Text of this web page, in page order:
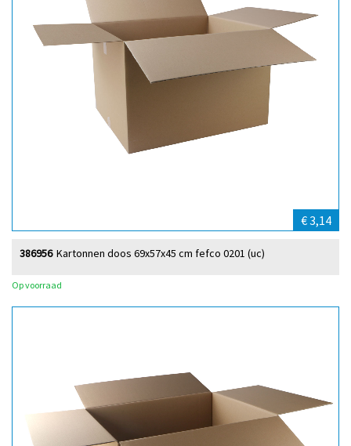
€ 3,14
Kartonnen doos 69x57x45 cm fefco 0201 (uc)
386956
Op voorraad